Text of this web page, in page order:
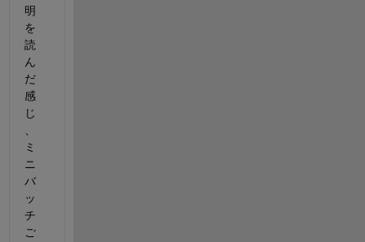
明
を
読
ん
だ
感
じ
ミ
ニ
バ
ッ
チ
ご